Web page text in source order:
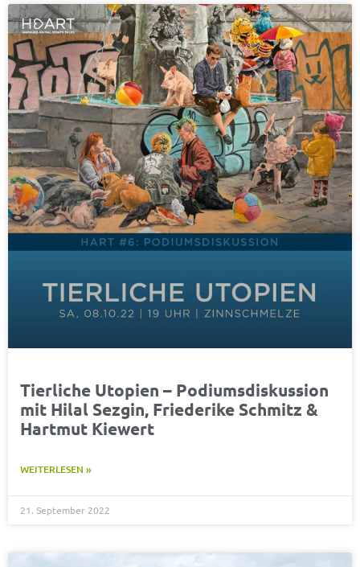
Tierliche Utopien – Podiumsdiskussion
mit Hilal Sezgin, Friederike Schmitz &
Hartmut Kiewert
WEITERLESEN »
21. September 2022